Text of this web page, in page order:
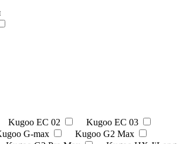
Kugoo EC 02
Kugoo EC 03
G-max
Kugoo G2 Max